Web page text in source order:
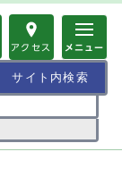
アクセス メニュー